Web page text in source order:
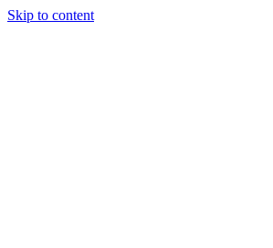
Skip to content